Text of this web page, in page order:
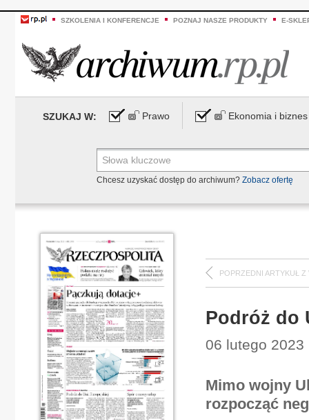
SZKOLENIA I KONFERENCJE POZNAJ NASZE PRODUKTY E-
SZUKAJ W: Prawo Ekonomia i biznes
Chcesz uzyskać dostęp do archiwum? Zobacz ofertę
POPRZEDNI ARTYKUŁ Z
Podróż do
06 lutego 2023
Mimo wojny
rozpocząć